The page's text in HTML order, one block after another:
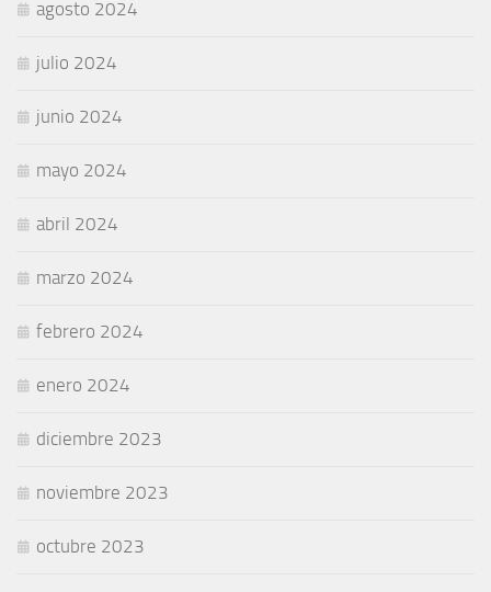
agosto 2024
julio 2024
junio 2024
mayo 2024
abril 2024
marzo 2024
febrero 2024
enero 2024
diciembre 2023
noviembre 2023
octubre 2023